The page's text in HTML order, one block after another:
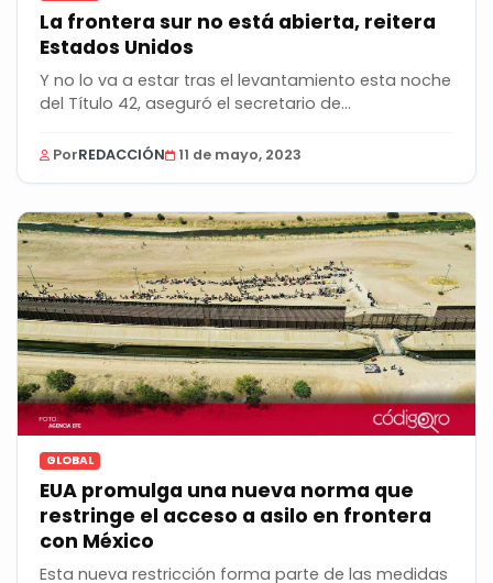
La frontera sur no está abierta, reitera
Estados Unidos
Y no lo va a estar tras el levantamiento esta noche
del Título 42, aseguró el secretario de...
PorREDACCIÓN 11 de mayo, 2023
GLOBAL
EUA promulga una nueva norma que
restringe el acceso a asilo en frontera
con México
Esta nueva restricción forma parte de las medidas